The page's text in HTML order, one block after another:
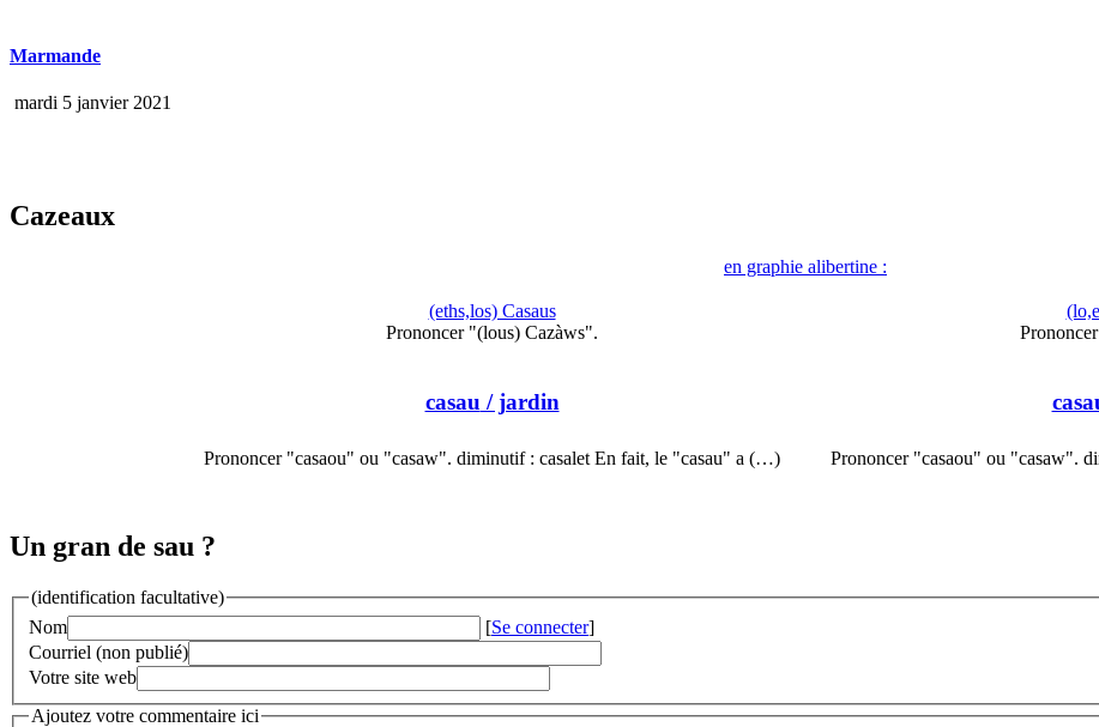
Marmande
mardi 5 janvier 2021
Cazeaux
en graphie alibertine :
(eths,los) Casaus
Prononcer "(lous) Cazàws".
casau / jardin
Prononcer "casaou" ou "casaw". diminutif : casalet En fait, le "casau" a (…) Prononcer "casaou" ou "casaw".
Un gran de sau ?
(identification facultative)
Nom
[Se connecter]
Courriel (non publié)
Votre site web
Ajoutez votre commentaire ici